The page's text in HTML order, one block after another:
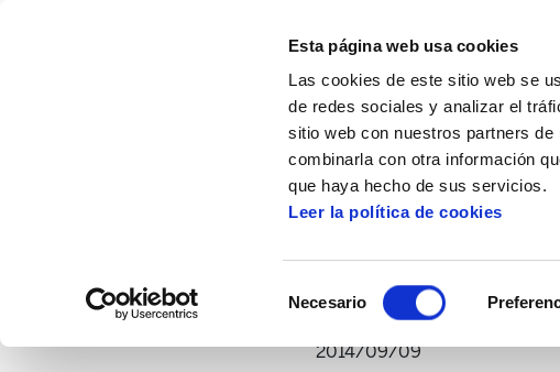
Esta página web usa cookies
Las cookies de este sitio web se
de redes sociales y analizar el
sitio web con nuestros partners
combinarla con otra información
que haya hecho de sus servicios.
Leer la política de cookies
Necesario
Audios Muñoz: "El paro
Muñoz: "El
2014/09/09